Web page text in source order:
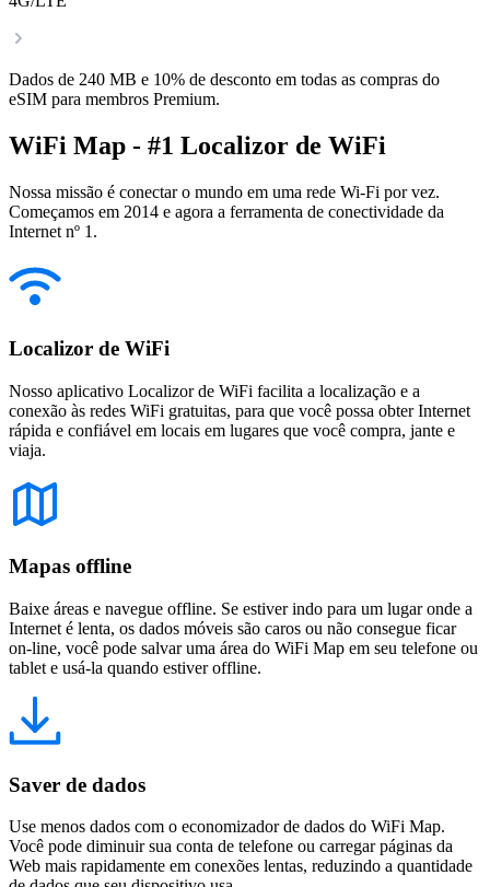
Dados de 240 MB e 10% de desconto em todas as compras do
eSIM para membros Premium.
WiFi Map - #1 Localizor de WiFi
Nossa missão é conectar o mundo em uma rede Wi-Fi por vez.
Começamos em 2014 e agora a ferramenta de conectividade da
Internet nº 1.
Localizor de WiFi
Nosso aplicativo Localizor de WiFi facilita a localização e a
conexão às redes WiFi gratuitas, para que você possa obter Internet
rápida e confiável em locais em lugares que você compra, jante e
viaja.
Mapas offline
Baixe áreas e navegue offline. Se estiver indo para um lugar onde a
Internet é lenta, os dados móveis são caros ou não consegue ficar
on-line, você pode salvar uma área do WiFi Map em seu telefone ou
tablet e usá-la quando estiver offline.
Saver de dados
Use menos dados com o economizador de dados do WiFi Map.
Você pode diminuir sua conta de telefone ou carregar páginas da
Web mais rapidamente em conexões lentas, reduzindo a quantidade